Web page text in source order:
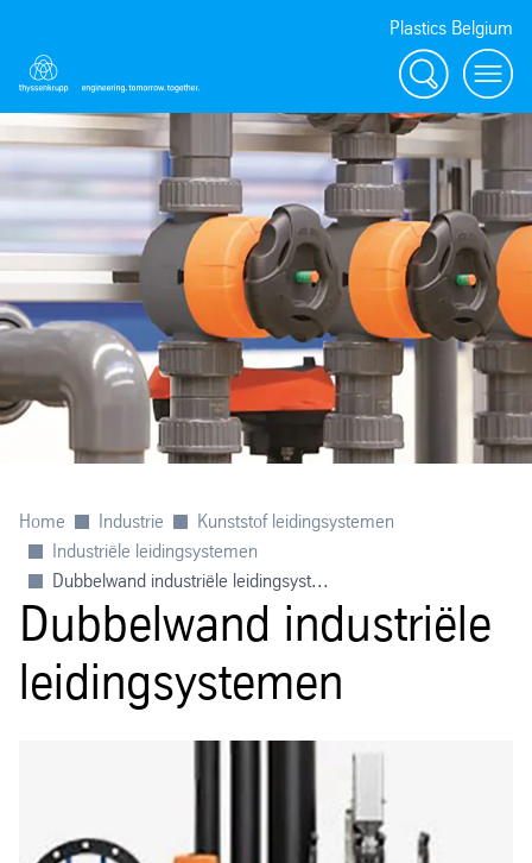
Plastics Belgium
Zoeken Menu
Home Industrie
Kunststof leidingsystemen
Industriële leidingsystemen
Dubbelwand industriële leidingsyst...
Dubbelwand industriële
leidingsystemen